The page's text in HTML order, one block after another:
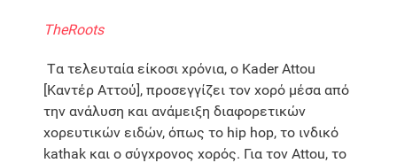
TheRoots
Tα τελευταία είκοσι χρόνια, ο Kader Attou
[Καντέρ Αττού], προσεγγίζει τον χορό μέσα από
την ανάλυση και ανάμειξη διαφορετικών
χορευτικών ειδών, όπως το hip hop, το ινδικό
kathak και ο σύγχρονος χορός. Για τον Attou, το